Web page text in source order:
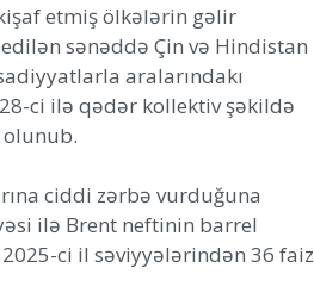
etmiş ölkələrin gəlir
sənəddə Çin və Hindistan
aralarındakı
ci ilə qədər kollektiv şəkildə
ciddi zərbə vurduğuna
ilə Brent neftinin barrel
ci il səviyyələrindən 36 faiz